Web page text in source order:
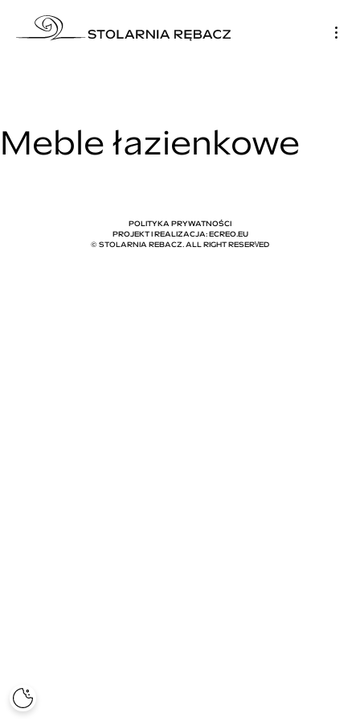
Home
Meble łazienkowe
© STOLARNIA REBACZ. ALL RIGHT RESERVED
POLITYKA PRYWATNOŚCI
PROJEKT I REALIZACJA: ECREO.EU